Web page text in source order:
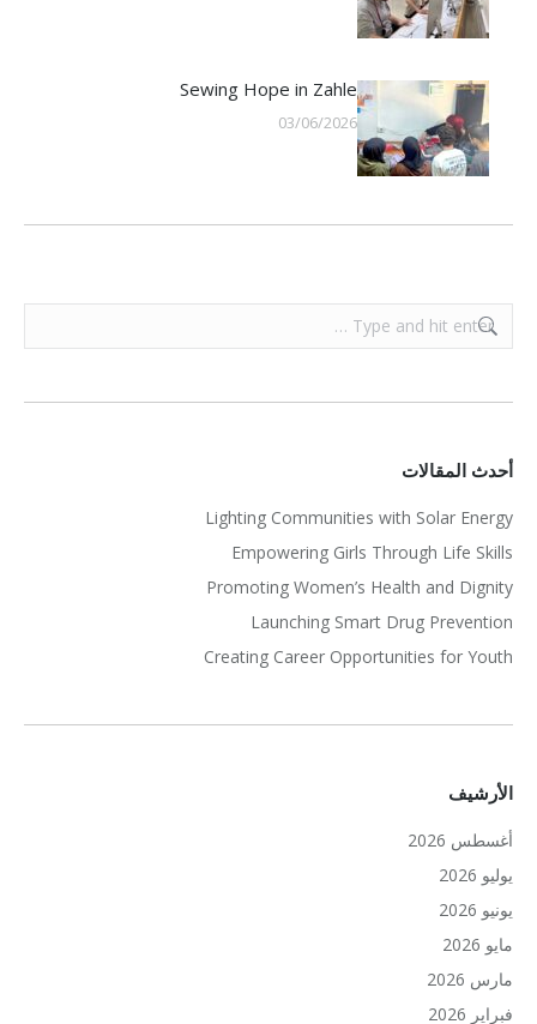
Sewing Hope in Zahle
03/06/2026
Search:
أحدث المقالات
Lighting Communities with Solar Energy
Empowering Girls Through Life Skills
Promoting Women’s Health and Dignity
Launching Smart Drug Prevention
Creating Career Opportunities for Youth
الأرشيف
أغسطس 2026
يوليو 2026
يونيو 2026
مايو 2026
مارس 2026
فبراير 2026